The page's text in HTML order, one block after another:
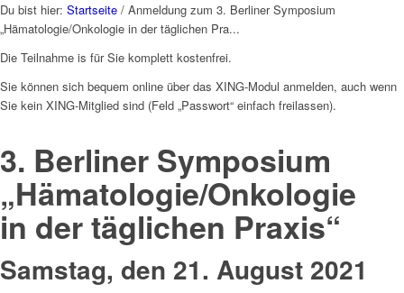
Du bist hier: Startseite / Anmeldung zum 3. Berliner Symposium
„Hämatologie/Onkologie in der täglichen Pra...
Die Teilnahme is für Sie komplett kostenfrei.
Sie können sich bequem online über das XING-Modul anmelden, auch wenn
Sie kein XING-Mitglied sind (Feld „Passwort“ einfach freilassen).
3. Berliner Symposium
„Hämatologie/Onkologie
in der täglichen Praxis“
Samstag, den 21. August 2021